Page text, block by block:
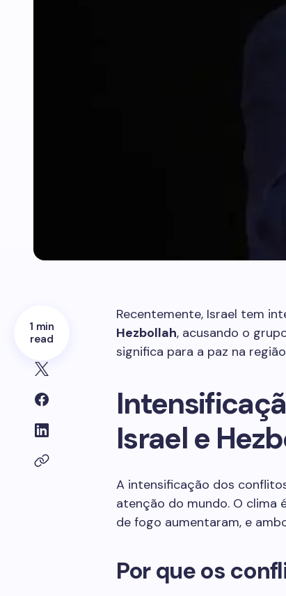
1 min
read
Recentemente, Israel tem
Hezbollah, acusando o
significa para a paz na
Israel e
A intensificação dos
atenção do mundo. O clima
de fogo aumentaram, e
Por que os